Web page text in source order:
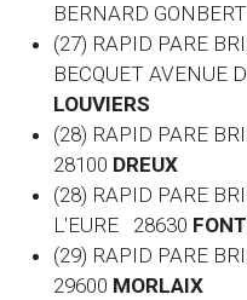
BERNARD
(27) RAPID PARE
BECQUET AVENUE
LOUVIERS
(28) RAPID PARE
28100 DREUX
(28) RAPID PARE
L'EURE 28630
(29) RAPID PARE
29600 MORLAIX